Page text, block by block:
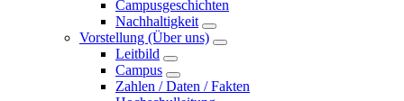
Campusgeschichten
Nachhaltigkeit
Vorstellung (Über uns)
Leitbild
Campus
Zahlen / Daten / Fakten